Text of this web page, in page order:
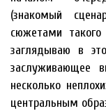
(знакомый
сюжетами
заглядываю в
заслуживающее
несколько
центральным